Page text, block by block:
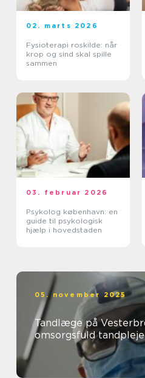
02. marts 2026
Fysioterapi roskilde: når
krop og sind skal spille
sammen
03. februar 2026
Psykolog københavn: en
guide til psykologisk
hjælp i hovedstaden
05. november 2025
Tandlæge på
omsorgsfuld tandpleje